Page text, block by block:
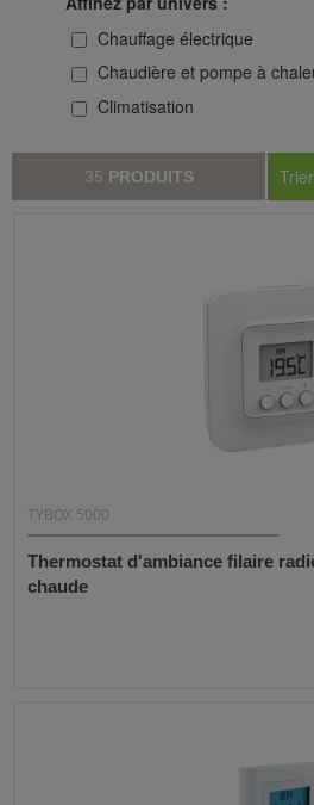
Chauffage électrique
Chaudière et pompe à
Climatisation
35 PRODUITS
TYBOX 5000
Thermostat d'ambiance filaire
chaude